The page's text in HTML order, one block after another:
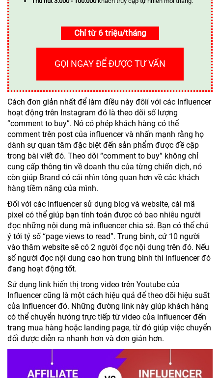
Chỉ từ 6 triệu/tháng
GỌI NGAY ĐỂ ĐƯỢC TƯ VẤN
Cách đơn giản nhất để làm điều này đôií với các Influencer
hoạt động trên Instagram đó là theo dõi số lượng
“comment to buy”. Nó có phép khách hàng có thể
comment trên post của influencer và nhấn mạnh rằng họ
dành sự quan tâm đặc biệt đến sản phẩm được đề cập
trong bài viết đó. Theo dõi “comment to buy” không chỉ
cung cấp thông tin về doanh thu của từng chiến dịch, nó
còn giúp Brand có cái nhìn tông quan hơn về các khách
hàng tiềm năng của mình.
Đối với các Influencer sử dụng blog và website, cài mã
pixel có thể giúp bạn tính toán được có bao nhiêu người
đọc những nội dung mà influencer chia sẻ. Bạn có thể chú
ý tới tỷ số “page views to read”. Trung bình, cứ 10 người
vào thăm website sẽ có 2 người đọc nội dung trên đó. Nếu
số người đọc nội dung cao hơn trung bình thì influencer đó
đang hoạt động tốt.
Sử dụng link hiển thị trong video trên Youtube của
Influencer cũng là một cách hiệu quả để theo dõi hiệu suất
của Influencer đó. Những đường link này giúp khách hàng
có thể chuyển hướng trực tiếp từ video của influencer đến
trang mua hàng hoặc landing page, từ đó giúp việc chuyển
đổi được diễn ra nhanh hơn và đơn giản hơn.